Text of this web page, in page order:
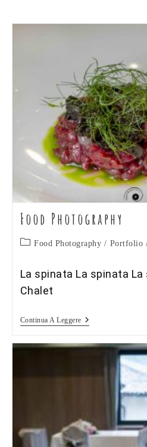
Food Photography
Categoria
Food Photography / Portfolio
La spinata La spinata
Chalet
Continua A LeggereFood